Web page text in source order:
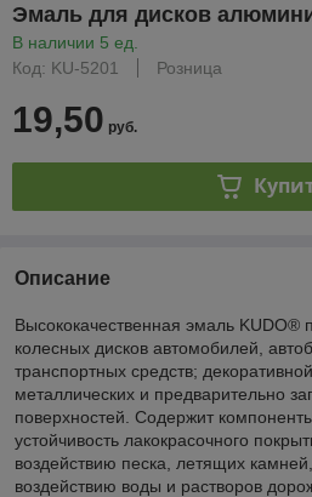
Эмаль для дисков
В наличии 5 ед.
Код: KU-5201
Розница
19,50 руб.
Описание
Высококачественная эмаль KUDO®
колесных дисков автомобилей,
транспортных средств;
металлических и предварительно
поверхностей. Содержит
устойчивость лакокрасочного
воздействию песка, летящих
воздействию воды и растворов